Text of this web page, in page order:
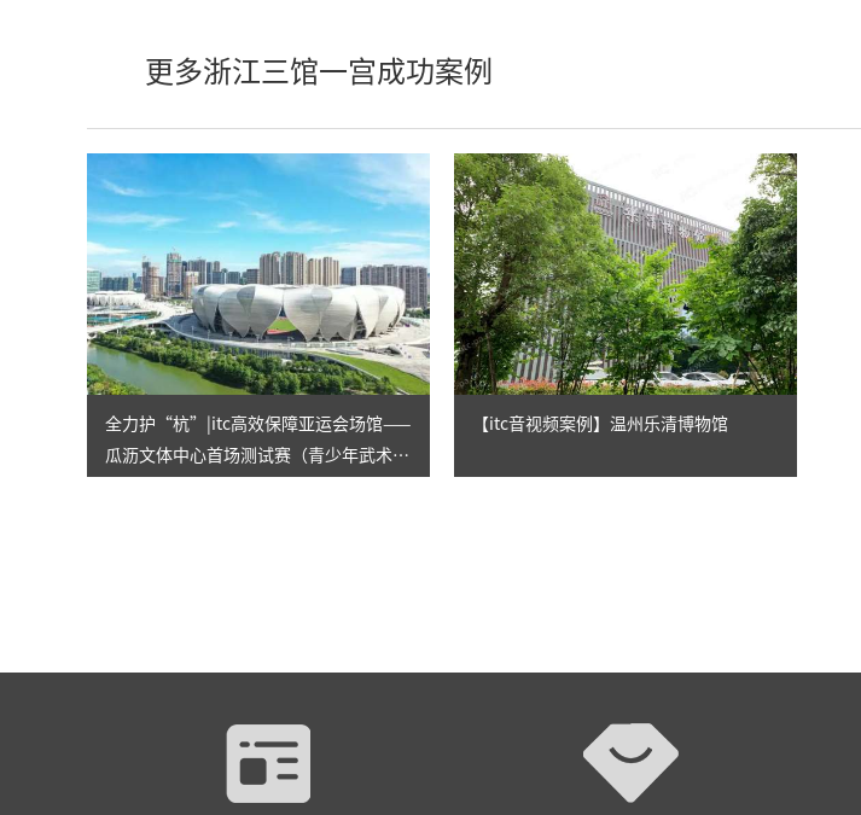
数字化会议设备
同声传译系列
AI智慧无纸化会议系统
AI智慧演易通软件
AI智慧语音转写系统
AI智慧录播系统
庭审录播
更多浙江三馆一宫成功案例
全力护“杭”|itc高效保障亚运会场馆——
瓜沥文体中心首场测试赛（青少年武术锦
【itc音视频案例】温州乐清博物馆